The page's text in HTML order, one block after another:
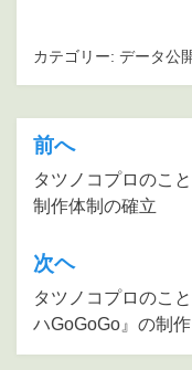
tt
er
e
カテゴリー: データ公
投
稿
ナ
ビ
ゲ
ー
前へ
タツノコプロのこ
制作体制の確立
次ヘ
タツノコプロのこ
ハGoGoGo』の制作